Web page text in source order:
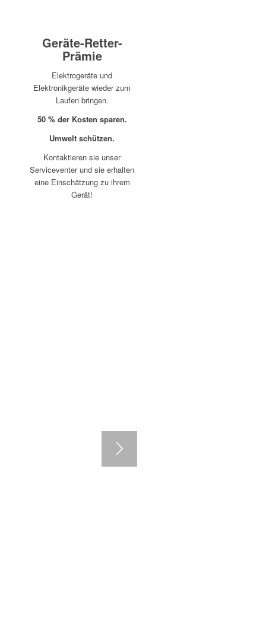
Geräte-Retter-
Prämie
Elektrogeräte und
Elektronikgeräte wieder zum
Laufen bringen.
50 % der Kosten sparen.
Umwelt schützen.
Kontaktieren sie unser
Serviceventer und sie erhalten
eine Einschätzung zu ihrem
Gerät!